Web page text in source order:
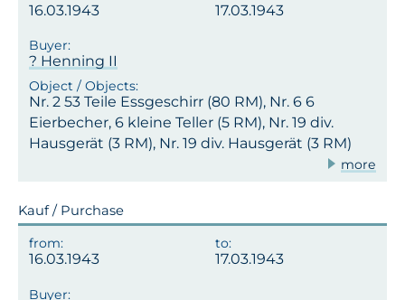
16.03.1943 17.03.1943
? Henning II
Nr. 2 53 Teile Essgeschirr (80 RM), Nr. 6 6
Eierbecher, 6 kleine Teller (5 RM), Nr. 19 div.
Hausgerät (3 RM), Nr. 19 div. Hausgerät (3 RM)
more
Kauf / Purchase
16.03.1943 17.03.1943